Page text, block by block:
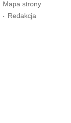
Mapa strony
Redakcja